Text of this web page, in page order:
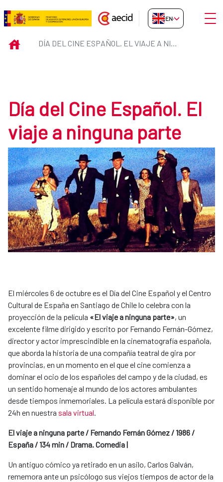
Skip to Main Content
Día del Cine Español. El viaje a
EN-GB
INICIO DÍA DEL CINE ESPAÑOL. EL VIAJE A NINGUNA PARTE
Día del Cine Español. El
viaje a ninguna parte
El miércoles 6 de octubre es el Día del Cine Español y el Centro
Cultural de España en Santiago de Chile lo celebra con la
proyección de la película «El viaje a ninguna parte», un
excelente filme dirigido y escrito por Fernando Fernán-Gómez,
director y actor imprescindible en la cinematografía española,
que aborda la historia de una compañía teatral de gira por
provincias, en un momento en el que el cine comienza a
dominar el ocio de los españoles del campo y de la ciudad, es
un sentido homenaje al mundo de los actores ambulantes
desde tiempos inmemoriales. La película estará disponible por
24h en nuestra sala virtual.
El viaje a ninguna parte / Fernando Fernán Gómez / 1986 /
España / 134 min / Drama. Comedia |
Un antiguo cómico ya retirado en un asilo, Carlos Galván,
rememora ante un psicólogo sus viejos tiempos de actor de la